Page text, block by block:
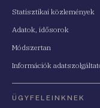
Statisztikai közlemények
Adatok, idősorok
Módszertan
Információk
ÜGYFELEINKNEK